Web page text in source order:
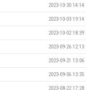
2023-10-30 14:14
2023-10-03 19:14
2023-10-02 18:39
2023-09-26 12:13
2023-09-21 13:06
2023-09-06 13:35
2023-08-22 17:28